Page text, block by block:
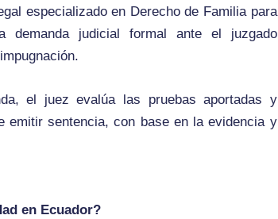
especializado en Derecho de Familia para
judicial formal ante el juzgado
el juez evalúa las pruebas aportadas y
emitir sentencia, con base en la evidencia y
en Ecuador?